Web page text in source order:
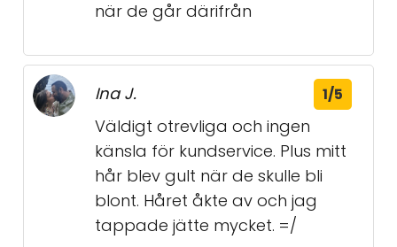
när de går därifrån
Ina J. 1/5
Väldigt otrevliga och ingen
känsla för kundservice. Plus mitt
hår blev gult när de skulle bli
blont. Håret åkte av och jag
tappade jätte mycket. =/